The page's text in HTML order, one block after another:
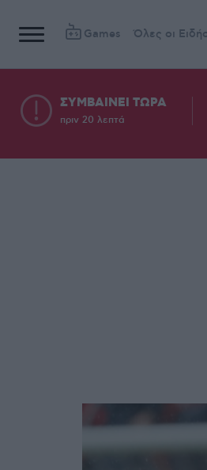
Games Όλες οι
ΣΥΜΒΑΙΝΕΙ ΤΩΡΑ
πριν 20 λεπτά